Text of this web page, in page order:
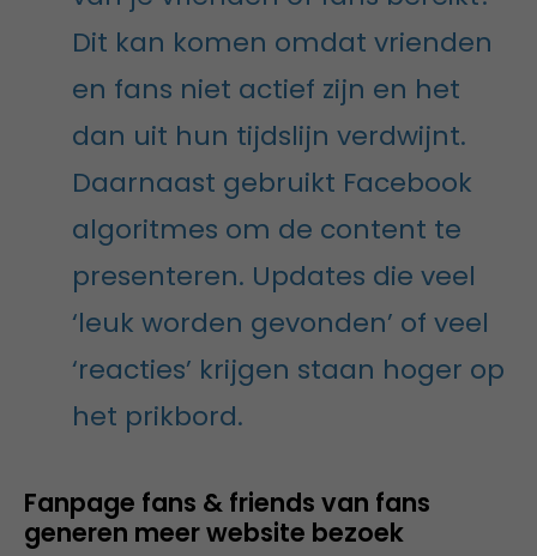
Dit kan komen omdat vrienden
en fans niet actief zijn en het
dan uit hun tijdslijn verdwijnt.
Daarnaast gebruikt Facebook
algoritmes om de content te
presenteren. Updates die veel
‘leuk worden gevonden’ of veel
‘reacties’ krijgen staan hoger op
het prikbord.
Fanpage fans & friends van fans
generen meer website bezoek